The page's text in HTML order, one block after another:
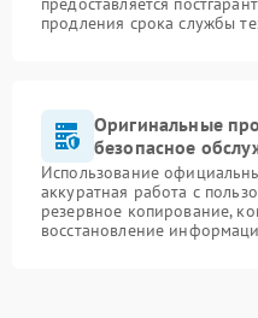
продления срока службы
Оригинальные
безопасное
Использование
аккуратная работа с
резервное копирование,
восстановление